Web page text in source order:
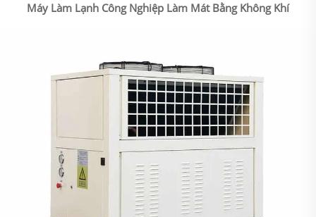
Máy Làm Lạnh Công Nghiệp Làm Mát Bằng Không Khí